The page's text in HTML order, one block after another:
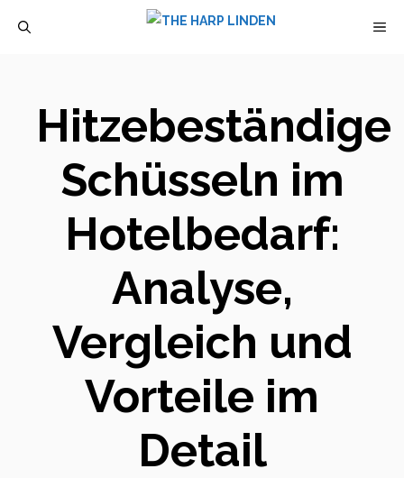
Hitzebeständige
Schüsseln im
Hotelbedarf:
Analyse,
Vergleich und
Vorteile im
Detail